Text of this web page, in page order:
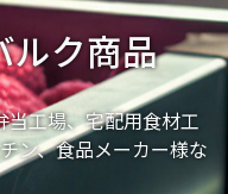
ルク商品
工場、宅配用食材工
ン、食品メーカー様な